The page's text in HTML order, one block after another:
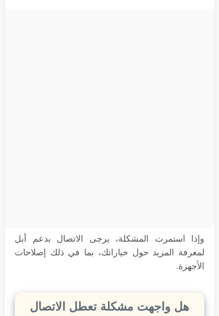
وإذا استمرت المشكلة، يرجى الاتصال بدعم أبل
لمعرفة المزيد حول خياراتك، بما في ذلك إصلاحات
الأجهزة.
هل واجهت مشكلة تعطل الاتصال